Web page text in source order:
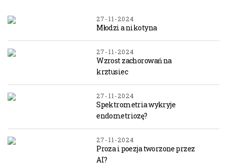
27-11-2024
Młodzi a nikotyna
27-11-2024
Wzrost zachorowań na
krztusiec
27-11-2024
Spektrometria wykryje
endometriozę?
27-11-2024
Proza i poezja tworzone przez
AI?